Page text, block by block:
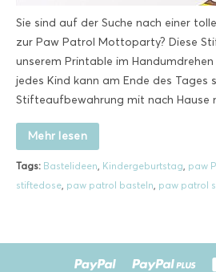
Sie sind auf der Suche nach einer
zur Paw Patrol Mottoparty? Diese
unserem Printable im
jedes Kind kann am Ende des Tages
Stifteaufbewahrung mit nach Hause
Mehr lesen
Tags: Bastelideen, Kindergeburtstag, paw
stiftedose, paw patrol basteln, paw patrol